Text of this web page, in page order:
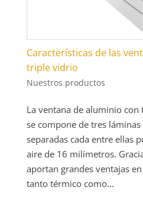
Características de las
triple vidrio
Nuestros productos
La ventana de aluminio
se compone de tres
separadas cada entre ellas
aire de 16 milímetros.
aportan grandes ventajas
tanto térmico como...